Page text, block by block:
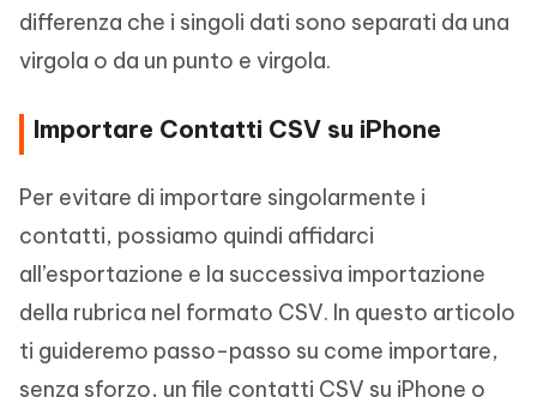
differenza che i singoli dati sono separati da una
virgola o da un punto e virgola.
Importare Contatti CSV su iPhone
Per evitare di importare singolarmente i
contatti, possiamo quindi affidarci
all’esportazione e la successiva importazione
della rubrica nel formato CSV. In questo articolo
ti guideremo passo-passo su come importare,
senza sforzo, un file contatti CSV su iPhone o